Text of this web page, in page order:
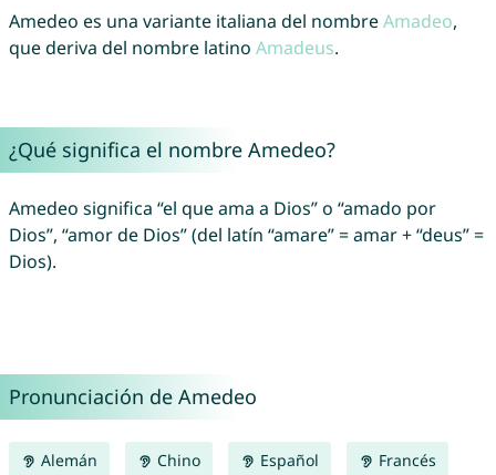
Amedeo es una variante italiana del nombreAmadeo,
que deriva del nombre latino Amadeus.
¿Qué significa el nombre Amedeo?
Amedeo significa “el que ama a Dios” o “amado por
Dios”, “amor de Dios” (del latín “amare” = amar + “deus” =
Dios).
Pronunciación de Amedeo
Alemán Chino Español Francés